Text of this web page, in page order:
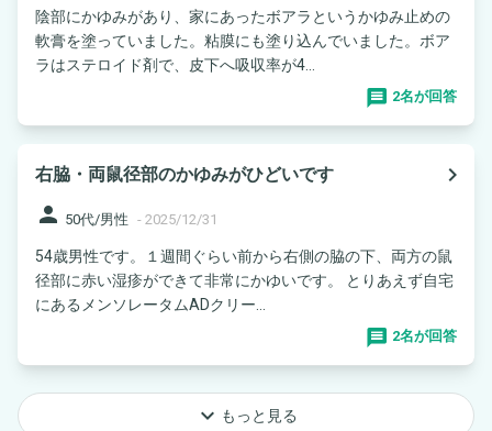
陰部にかゆみがあり、家にあったボアラというかゆみ止めの
軟膏を塗っていました。粘膜にも塗り込んでいました。ボア
ラはステロイド剤で、皮下へ吸収率が4...
2名が回答
右脇・両鼠径部のかゆみがひどいです
navigate_next
person 50代/男性 - 2025/12/31
54歳男性です。１週間ぐらい前から右側の脇の下、両方の鼠
径部に赤い湿疹ができて非常にかゆいです。 とりあえず自宅
にあるメンソレータムADクリー...
2名が回答
keyboard_arrow_down もっと見る